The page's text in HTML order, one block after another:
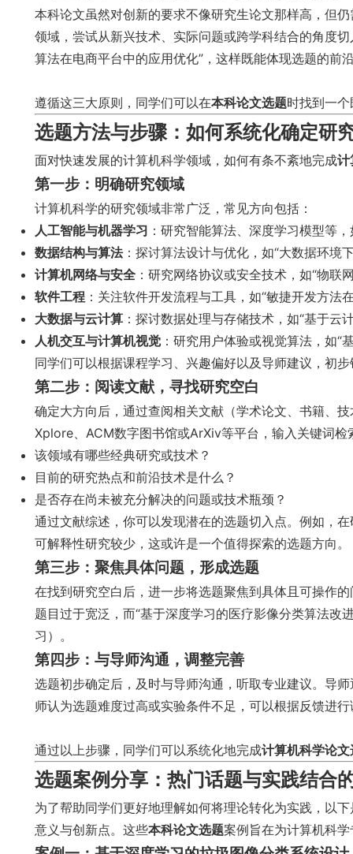
本科论文虽然对创新的要求不像研究生论文那样高，但
领域，尝试从新兴技术、实际问题或跨学科结合的角度
算法在电商平台中的应用优化”，这样既能体现选题的前
遵循这三大原则，同学们可以在本科论文选题时找到一
选题方法与步骤：如何系统化确定研
面对快速发展的计算机科学领域，如何有条不紊地完成计
第一步：明确研究领域
计算机科学的研究领域非常广泛，常见方向包括：
人工智能与机器学习 ：研究智能算法、深度学习模型等
数据结构与算法：探讨算法设计与优化，如“大数据环境
计算机网络与安全 ：研究网络协议或安全技术，如“物联
软件工程 ：关注软件开发流程与工具，如“敏捷开发方法
大数据与云计算 ：探讨数据处理与存储技术，如“基于云
人机交互与计算机视觉 ：研究用户体验或视觉算法，如“
同学们可以根据课程学习、兴趣偏好以及导师建议，初
第二步：阅读文献，寻找研究空白
确定大方向后，通过查阅相关文献（学术论文、书籍、
Xplore、ACM数字图书馆或ArXiv等平台，输入关键词
该领域有哪些经典研究或技术？
目前的研究热点和前沿技术是什么？
是否存在尚未被充分解决的问题或技术瓶颈？
通过文献综述，你可以发现潜在的选题切入点。例如，
可解释性研究较少，这或许是一个值得探索的选题方向。
第三步：聚焦具体问题，形成选题
在找到研究空白后，进一步将选题聚焦到具体且可操作
题目过于宽泛，而“基于深度学习的医疗影像分类算法改
习）。
第四步：与导师沟通，调整完善
选题初步确定后，及时与导师沟通，听取专业建议。导
师认为选题难度过高或实验条件不足，可以根据反馈进
通过以上步骤，同学们可以系统化地完成计算机科学论文
选题案例分享：热门话题与实践结合
为了帮助同学们更好地理解如何将理论转化为实践，以
意义与创新点。这些本科论文选题案例旨在为计算机科